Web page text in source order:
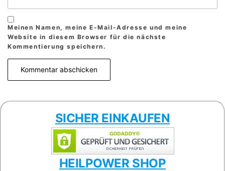
Meinen Namen, meine E-Mail-Adresse und meine
Website in diesem Browser für die nächste
Kommentierung speichern.
SICHER EINKAUFEN
HEILPOWER SHOP